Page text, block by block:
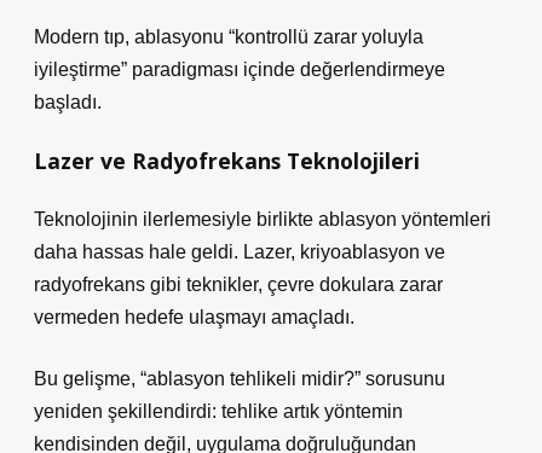
Modern tıp, ablasyonu “kontrollü zarar yoluyla
iyileştirme” paradigması içinde değerlendirmeye
başladı.
Lazer ve Radyofrekans Teknolojileri
Teknolojinin ilerlemesiyle birlikte ablasyon yöntemleri
daha hassas hale geldi. Lazer, kriyoablasyon ve
radyofrekans gibi teknikler, çevre dokulara zarar
vermeden hedefe ulaşmayı amaçladı.
Bu gelişme, “ablasyon tehlikeli midir?” sorusunu
yeniden şekillendirdi: tehlike artık yöntemin
kendisinden değil, uygulama doğruluğundan